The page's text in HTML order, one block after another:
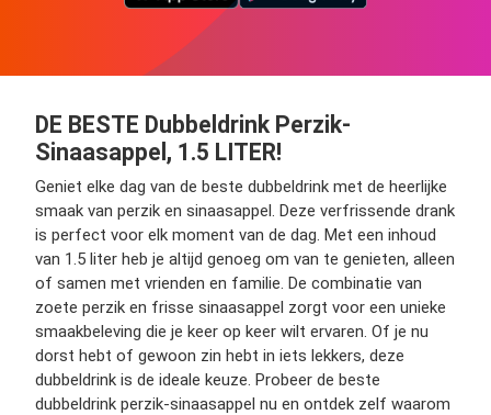
DE BESTE Dubbeldrink Perzik-
Sinaasappel, 1.5 LITER!
Geniet elke dag van de beste dubbeldrink met de heerlijke
smaak van perzik en sinaasappel. Deze verfrissende drank
is perfect voor elk moment van de dag. Met een inhoud
van 1.5 liter heb je altijd genoeg om van te genieten, alleen
of samen met vrienden en familie. De combinatie van
zoete perzik en frisse sinaasappel zorgt voor een unieke
smaakbeleving die je keer op keer wilt ervaren. Of je nu
dorst hebt of gewoon zin hebt in iets lekkers, deze
dubbeldrink is de ideale keuze. Probeer de beste
dubbeldrink perzik-sinaasappel nu en ontdek zelf waarom